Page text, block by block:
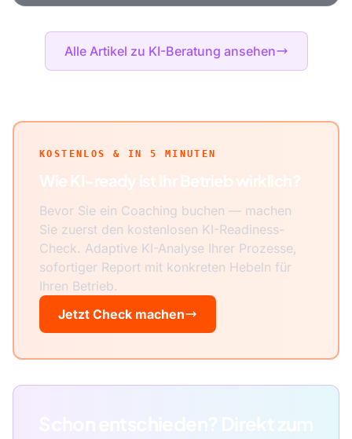
Alle Artikel zu KI-Beratung ansehen
KOSTENLOS & IN 5 MINUTEN
Wie KI-ready ist Ihr Betrieb wirklich?
Bevor Sie ein Coaching buchen — machen
Sie zuerst den kostenlosen KI-Readiness-
Check. Adaptive KI-Analyse Ihrer Prozesse,
sofortiger Report mit konkreten Hebeln für
Ihren Betrieb.
Jetzt Check machen
Schon entschieden? Direkt zum